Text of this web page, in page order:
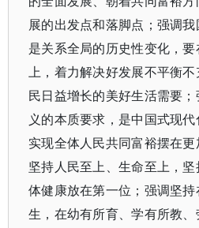
展的出发点和落脚点；强调
是关系全局的历史性变化，
上，着力解决好发展不平衡
民日益增长的美好生活需要
义的本质要求，是中国式现
实现全体人民共同富裕摆在
坚持人民至上、生命至上，
体健康放在第一位；强调坚
生，在幼有所育、学有所教、